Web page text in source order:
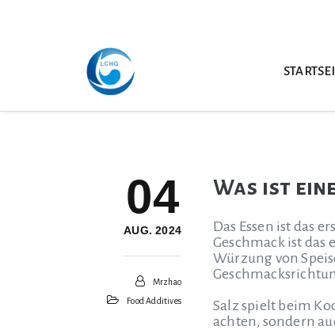
04
AUG. 2024
Mrzhao
Food Additives
Was ist
Das Essen ist das
Geschmack ist das
Würzung von
Salz spielt beim
achten, sondern